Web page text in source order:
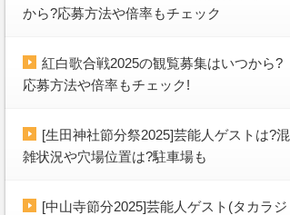
から?応募方法や倍率もチェック
紅白歌合戦2025の観覧募集はいつから?
応募方法や倍率もチェック!
[生田神社節分祭2025]芸能人ゲストは?混
雑状況や穴場位置は?駐車場も
[中山寺節分2025]芸能人ゲスト(タカラジ